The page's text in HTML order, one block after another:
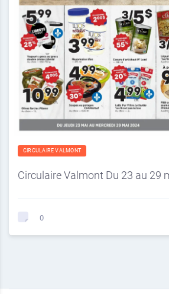
CIRCULAIRE VALMONT
Circulaire Valmont Du 23 au 29
0